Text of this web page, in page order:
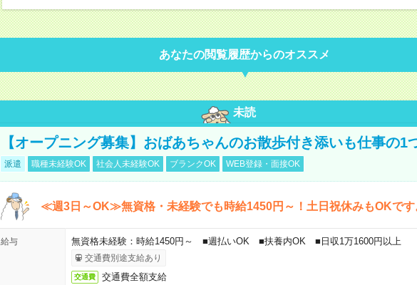
あなたの閲覧履歴からのオススメ
未読
【オープニング募集】おばあちゃんのお散歩付き添いも仕事の1
派遣 職種未経験OK 社会人未経験OK ブランクOK WEB登録・面接OK
≪週3日～OK≫無資格・未経験でも時給1450円～！土日祝休みもOKです
給与 無資格未経験：時給1450円～ ■週払いOK ■扶養内OK ■日収1万1600円以上
交通費別途支給あり
交通費 交通費全額支給